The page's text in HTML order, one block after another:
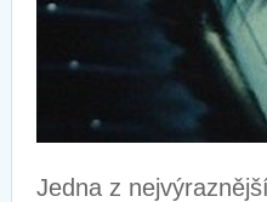
Jedna z